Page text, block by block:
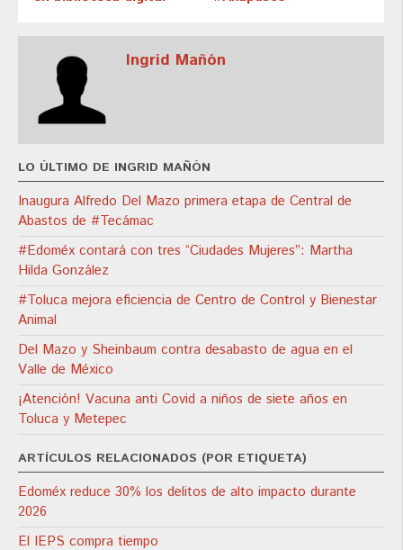
Ingrid Mañón
LO ÚLTIMO DE INGRID MAÑÓN
Inaugura Alfredo Del Mazo primera etapa de Central de
Abastos de #Tecámac
#Edoméx contará con tres “Ciudades Mujeres”: Martha
Hilda González
#Toluca mejora eficiencia de Centro de Control y Bienestar
Animal
Del Mazo y Sheinbaum contra desabasto de agua en el
Valle de México
¡Atención! Vacuna anti Covid a niños de siete años en
Toluca y Metepec
ARTÍCULOS RELACIONADOS (POR ETIQUETA)
Edoméx reduce 30% los delitos de alto impacto durante
2026
El IEPS compra tiempo